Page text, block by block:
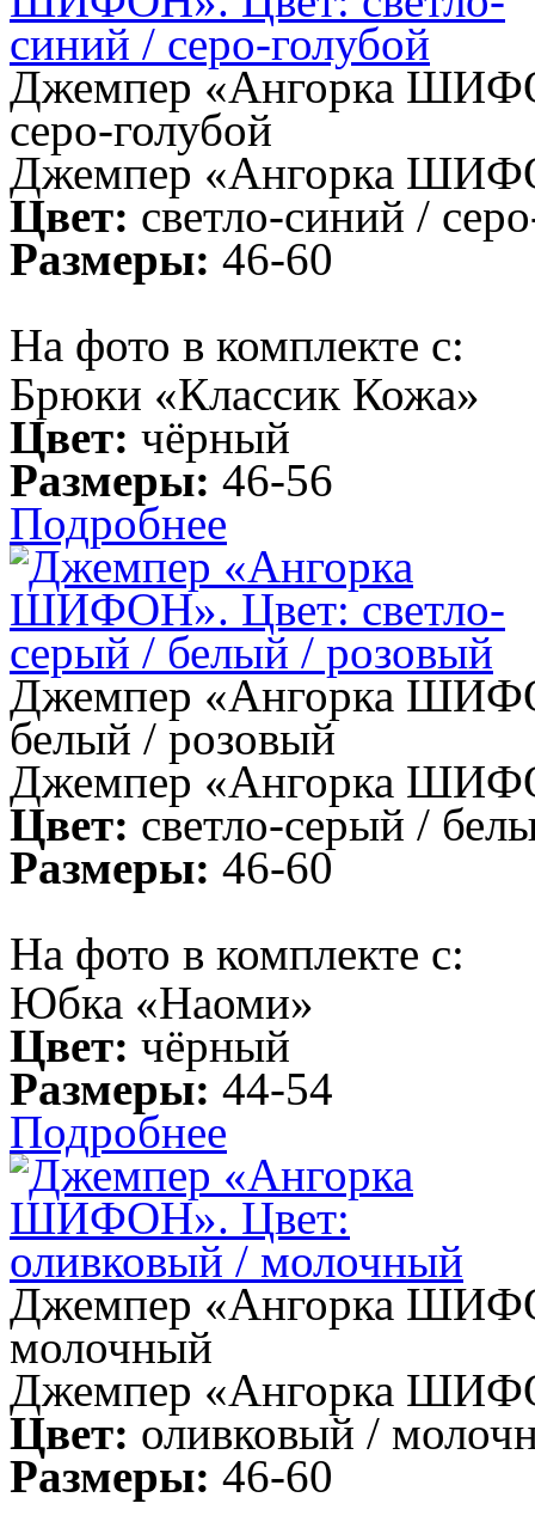
Джемпер «Ангорка
серо-голубой
Джемпер «Ангорка
Цвет: светло-синий /
Размеры: 46-60
На фото в комплекте с:
Брюки «Классик Кожа»
Цвет: чёрный
Размеры: 46-56
Подробнее
Джемпер «Ангорка
белый / розовый
Джемпер «Ангорка
Цвет: светло-серый /
Размеры: 46-60
На фото в комплекте с:
Юбка «Наоми»
Цвет: чёрный
Размеры: 44-54
Подробнее
Джемпер «Ангорка
молочный
Джемпер «Ангорка
Цвет: оливковый /
Размеры: 46-60